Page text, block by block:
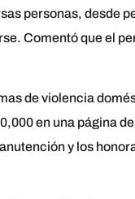
personas, desde
Comentó que el
de violencia
en una página
y los